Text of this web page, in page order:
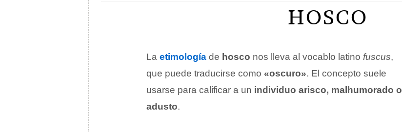
HOSCO
La etimología de hosco nos lleva al vocablo latino fuscus,
que puede traducirse como «oscuro». El concepto suele
usarse para calificar a un individuo arisco, malhumorado o
adusto.